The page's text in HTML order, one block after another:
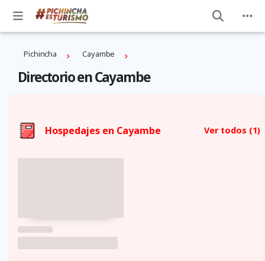
Pichincha Cayambe
Directorio en Cayambe
Hospedajes en Cayambe Ver todos (1)